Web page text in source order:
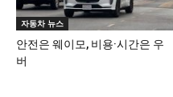
자동차 뉴스
안전은 웨이모, 비용·시간은 우
버